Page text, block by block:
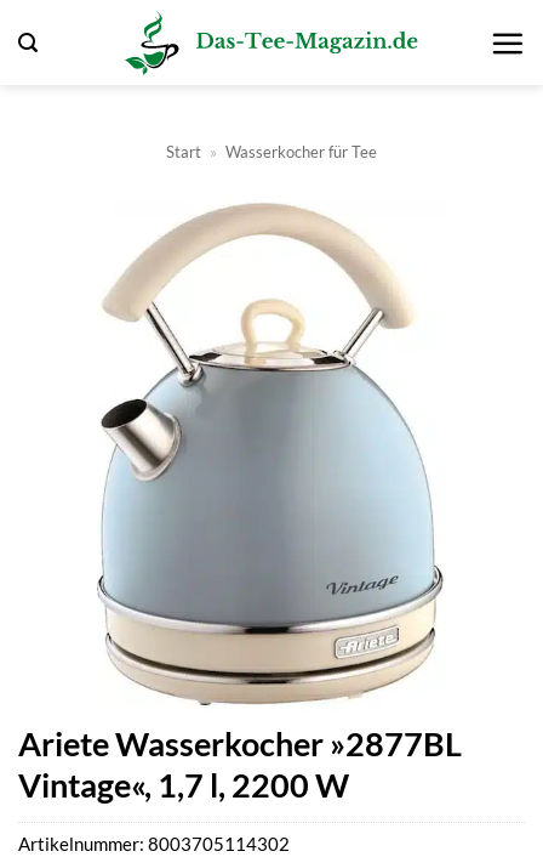
Inhalt
Start » Wasserkocher für Tee
Ariete Wasserkocher »2877BL
Vintage«, 1,7 l, 2200 W
Artikelnummer: 8003705114302